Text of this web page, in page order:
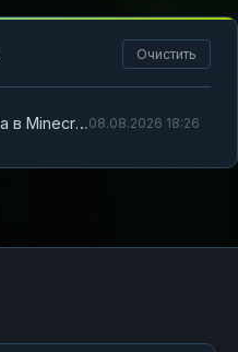
Очистить
Как оседлать доброго гаста в Minecraft: понятная инструкция от поиска до полёта08.08.2026 18:26